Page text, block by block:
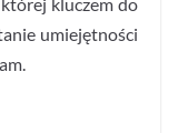
umiejętności